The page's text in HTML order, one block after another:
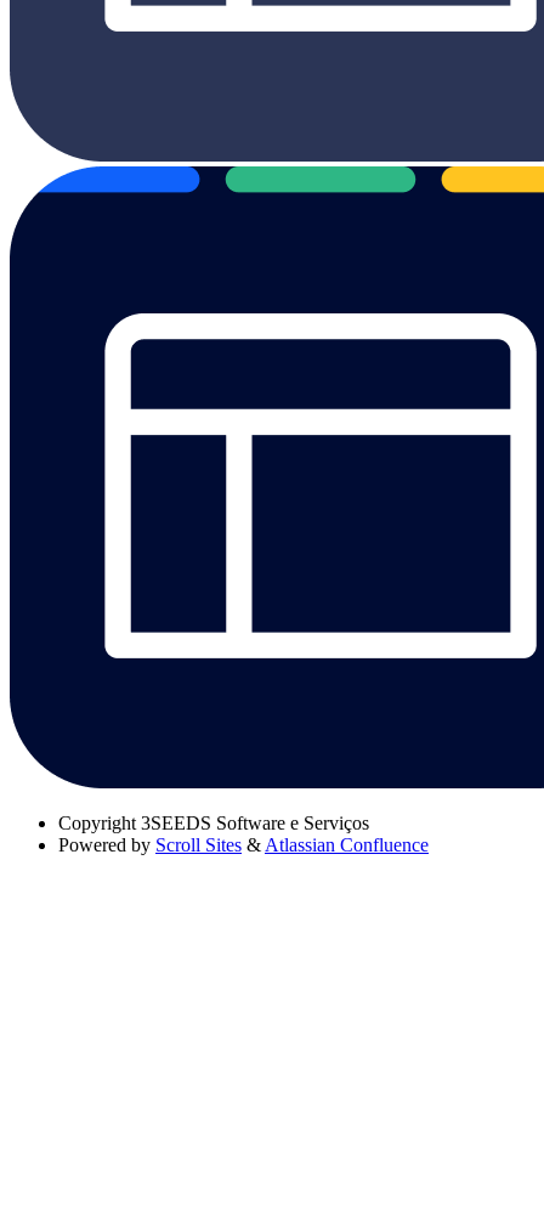
Copyright 3SEEDS Software e Serviços
Powered by Scroll Sites & Atlassian Confluence